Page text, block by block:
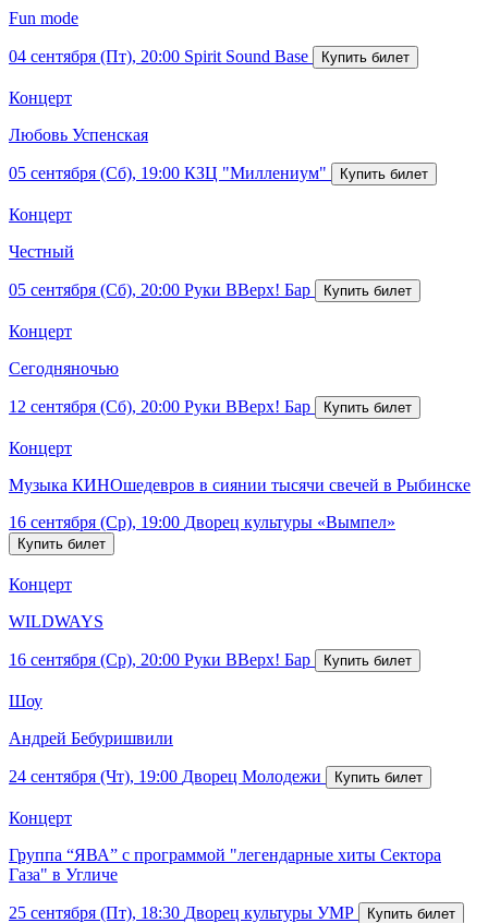
Fun mode
04 сентября (Пт), 20:00 Spirit Sound Base
Концерт
Любовь Успенская
05 сентября (Сб), 19:00 КЗЦ "Миллениум"
Концерт
Честный
05 сентября (Сб), 20:00 Руки ВВерх! Бар
Концерт
Сегодняночью
12 сентября (Сб), 20:00 Руки ВВерх! Бар
Концерт
Музыка КИНОшедевров в сиянии тысячи свечей в Рыбинске
16 сентября (Ср), 19:00 Дворец культуры «Вымпел»
Концерт
WILDWAYS
16 сентября (Ср), 20:00 Руки ВВерх! Бар
Шоу
Андрей Бебуришвили
24 сентября (Чт), 19:00 Дворец Молодежи
Концерт
Группа “ЯВА” с программой "легендарные хиты Сектора
Газа" в Угличе
25 сентября (Пт), 18:30 Дворец культуры УМР